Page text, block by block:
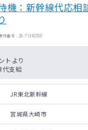
機：新幹線代応相
件番号 : 26-TI342550
トより
支給
JR東北新幹線
宮城県大崎市